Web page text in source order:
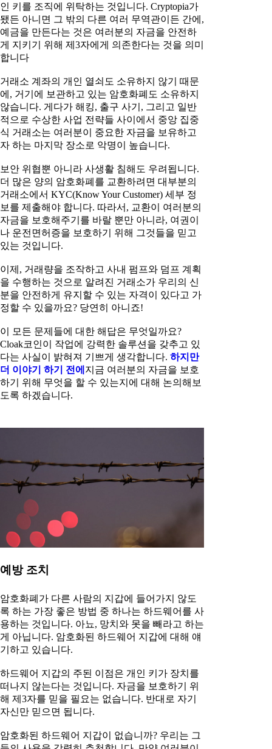
인 키를 조직에 위탁하는 것입니다. Cryptopia가
됐든 아니면 그 밖의 다른 여러 무역관이든 간에,
예금을 만든다는 것은 여러분의 자금을 안전하
게 지키기 위해 제3자에게 의존한다는 것을 의미
합니다
거래소 계좌의 개인 열쇠도 소유하지 않기 때문
에, 거기에 보관하고 있는 암호화폐도 소유하지
않습니다. 게다가 해킹, 출구 사기, 그리고 일반
적으로 수상한 사업 전략들 사이에서 중앙 집중
식 거래소는 여러분이 중요한 자금을 보유하고
자 하는 마지막 장소로 악명이 높습니다.
보안 위협뿐 아니라 사생활 침해도 우려됩니다.
더 많은 양의 암호화폐를 교환하려면 대부분의
거래소에서 KYC(Know Your Customer) 세부 정
보를 제출해야 합니다. 따라서, 교환이 여러분의
자금을 보호해주기를 바랄 뿐만 아니라, 여권이
나 운전면허증을 보호하기 위해 그것들을 믿고
있는 것입니다.
이제, 거래량을 조작하고 사내 펌프와 덤프 계획
을 수행하는 것으로 알려진 거래소가 우리의 신
분을 안전하게 유지할 수 있는 자격이 있다고 가
정할 수 있을까요? 당연히 아니죠!
이 모든 문제들에 대한 해답은 무엇일까요?
Cloak코인이 작업에 강력한 솔루션을 갖추고 있
다는 사실이 밝혀져 기쁘게 생각합니다. 하지만
더 이야기 하기 전에 지금 여러분의 자금을 보호
하기 위해 무엇을 할 수 있는지에 대해 논의해보
도록 하겠습니다.
예방 조치
암호화폐가 다른 사람의 지갑에 들어가지 않도
록 하는 가장 좋은 방법 중 하나는 하드웨어를 사
용하는 것입니다. 아뇨, 망치와 못을 빼라고 하는
게 아닙니다. 암호화된 하드웨어 지갑에 대해 얘
기하고 있습니다.
하드웨어 지갑의 주된 이점은 개인 키가 장치를
떠나지 않는다는 것입니다. 자금을 보호하기 위
해 제3자를 믿을 필요는 없습니다. 반대로 자기
자신만 믿으면 됩니다.
암호화된 하드웨어 지갑이 없습니까? 우리는 그